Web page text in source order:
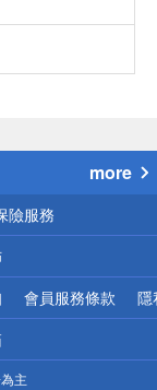
more
險服務
會員服務條款 隱
主